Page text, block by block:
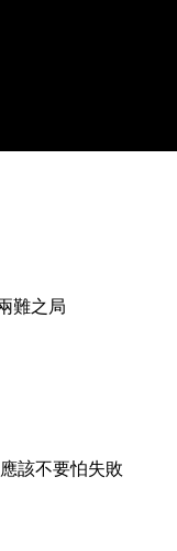
難之局
該不要怕失敗